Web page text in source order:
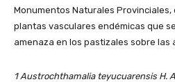
Monumentos Naturales Provinciales,
plantas vasculares endémicas que
amenaza en los pastizales sobre las
1 Austrochthamalia teyucuarensis H.